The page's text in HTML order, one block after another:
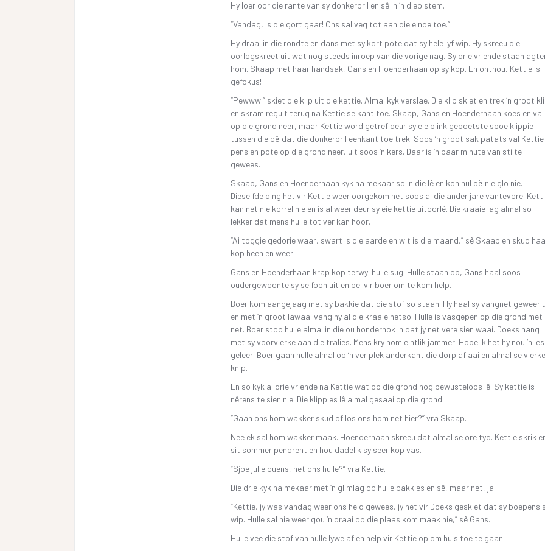
Hy loer oor die rante van sy donkerbril en sê in ‘n diep stem.
“Vandag, is die gort gaar! Ons sal veg tot aan die einde toe.”
Hy draai in die rondte en dans met sy kort pote dat sy hele lyf wip. Hy skreeu die
oorlogskreet uit wat nog steeds inroep van die vorige nag. Sy drie vriende staan
hom. Skaap met haar handsak, Gans en Hoenderhaan op sy kop. En onthou, Kettie is
gefokus!
“Pewww!” skiet die klip uit die kettie. Almal kyk verslae. Die klip skiet en trek ‘n groot
en skram reguit terug na Kettie se kant toe. Skaap, Gans en Hoenderhaan koes en val
op die grond neer, maar Kettie word getref deur sy eie blink gepoetste spoelklippie
tussen die oë dat die donkerbril eenkant toe trek. Soos ‘n groot sak patats val Kettie
pens en pote op die grond neer, uit soos ‘n kers. Daar is ‘n paar minute van stilte
gewees.
Skaap, Gans en Hoenderhaan kyk na mekaar so in die lê en kon hul oë nie glo nie.
Dieselfde ding het vir Kettie weer oorgekom net soos al die ander jare vantevore.
kan net nie korrel nie en is al weer deur sy eie kettie uitoorlê. Die kraaie lag almal so
lekker dat mens hulle tot ver kan hoor.
“Ai toggie gedorie waar, swart is die aarde en wit is die maand,” sê Skaap en skud
kop heen en weer.
Gans en Hoenderhaan krap kop terwyl hulle sug. Hulle staan op, Gans haal soos
oudergewoonte sy selfoon uit en bel vir boer om te kom help.
Boer kom aangejaag met sy bakkie dat die stof so staan. Hy haal sy vangnet geweer
en met ‘n groot lawaai vang hy al die kraaie netso. Hulle is vasgepen op die grond met
net. Boer stop hulle almal in die ou honderhok in dat jy net vere sien waai. Doeks hang
met sy voorvlerke aan die tralies. Mens kry hom eintlik jammer. Hopelik het hy nou ‘n les
geleer. Boer gaan hulle almal op ‘n ver plek anderkant die dorp aflaai en almal se vlerke
knip.
En so kyk al drie vriende na Kettie wat op die grond nog bewusteloos lê. Sy kettie is
nêrens te sien nie. Die klippies lê almal gesaai op die grond.
“Gaan ons hom wakker skud of los ons hom net hier?” vra Skaap.
Nee ek sal hom wakker maak. Hoenderhaan skreeu dat almal se ore tyd. Kettie skrik
sit sommer penorent en hou dadelik sy seer kop vas.
“Sjoe julle ouens, het ons hulle?” vra Kettie.
Die drie kyk na mekaar met ‘n glimlag op hulle bakkies en sê, maar net, ja!
“Kettie, jy was vandag weer ons held gewees, jy het vir Doeks geskiet dat sy boepens
wip. Hulle sal nie weer gou ‘n draai op die plaas kom maak nie,” sê Gans.
Hulle vee die stof van hulle lywe af en help vir Kettie op om huis toe te gaan.